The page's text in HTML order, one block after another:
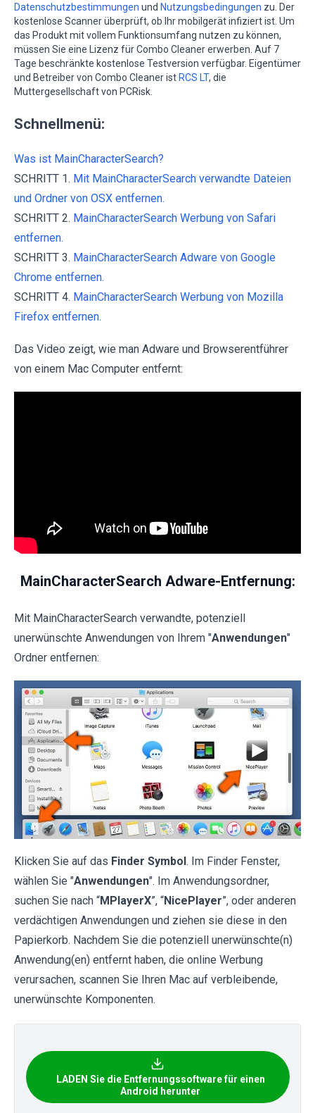
Datenschutzbestimmungen und Nutzungsbedingungen zu. Der
kostenlose Scanner überprüft, ob Ihr mobilgerät infiziert ist. Um
das Produkt mit vollem Funktionsumfang nutzen zu können,
müssen Sie eine Lizenz für Combo Cleaner erwerben. Auf 7
Tage beschränkte kostenlose Testversion verfügbar. Eigentümer
und Betreiber von Combo Cleaner ist RCS LT, die
Muttergesellschaft von PCRisk.
Schnellmenü:
Was ist MainCharacterSearch?
SCHRITT 1. Mit MainCharacterSearch verwandte Dateien
und Ordner von OSX entfernen.
SCHRITT 2. MainCharacterSearch Werbung von Safari
entfernen.
SCHRITT 3. MainCharacterSearch Adware von Google
Chrome entfernen.
SCHRITT 4. MainCharacterSearch Werbung von Mozilla
Firefox entfernen.
Das Video zeigt, wie man Adware und Browserentführer
von einem Mac Computer entfernt:
MainCharacterSearch Adware-Entfernung:
Mit MainCharacterSearch verwandte, potenziell
unerwünschte Anwendungen von Ihrem "Anwendungen"
Ordner entfernen:
Klicken Sie auf das Finder Symbol. Im Finder Fenster,
wählen Sie "Anwendungen". Im Anwendungsordner,
suchen Sie nach “MPlayerX”, “NicePlayer”, oder anderen
verdächtigen Anwendungen und ziehen sie diese in den
Papierkorb. Nachdem Sie die potenziell unerwünschte(n)
Anwendung(en) entfernt haben, die online Werbung
verursachen, scannen Sie Ihren Mac auf verbleibende,
unerwünschte Komponenten.
LADEN Sie die Entfernungssoftware für einen
Android herunter